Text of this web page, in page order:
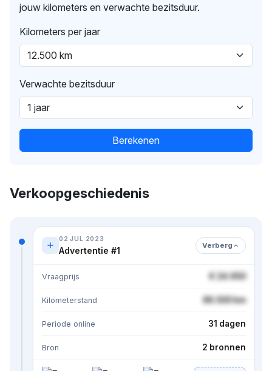
jouw kilometers en verwachte bezitsduur.
Kilometers per jaar
Verwachte bezitsduur
Berekenen
Verkoopgeschiedenis
02 JUL 2023
Advertentie #1 Verberg
Vraagprijs € 24.950
Kilometerstand 86.500 km
Periode online 31 dagen
Bron 2 bronnen